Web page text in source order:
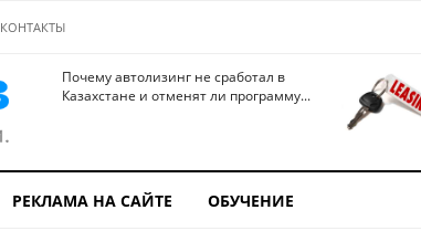
КОНТАКТЫ
Почему автолизинг не сработал в
Казахстане и отменят ли программу...
РЕКЛАМА НА САЙТЕ ОБУЧЕНИЕ